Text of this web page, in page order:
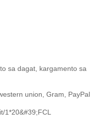
sa dagat, kargamento sa
union, Gram, PayPal
1*20&#39;FCL